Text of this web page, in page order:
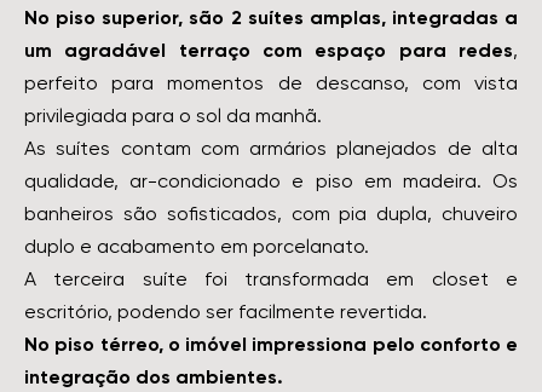
No piso superior, são 2 suítes amplas, integradas a
um agradável terraço com espaço para redes,
perfeito para momentos de descanso, com vista
privilegiada para o sol da manhã.
As suítes contam com armários planejados de alta
qualidade, ar-condicionado e piso em madeira. Os
banheiros são sofisticados, com pia dupla, chuveiro
duplo e acabamento em porcelanato.
A terceira suíte foi transformada em closet e
escritório, podendo ser facilmente revertida.
No piso térreo, o imóvel impressiona pelo conforto e
integração dos ambientes.